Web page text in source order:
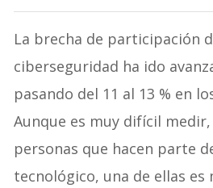
La brecha de participación
ciberseguridad ha ido
pasando del 11 al 13 % en
Aunque es muy difícil
personas que hacen parte
tecnológico, una de ellas es